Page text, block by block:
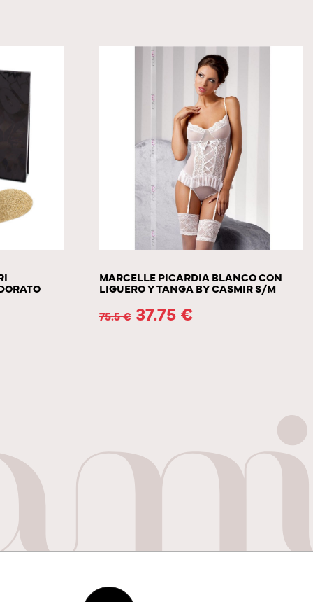
MARCELLE PICARDIA BLANCO CON
LIGUERO Y TANGA BY CASMIR S/M
75.5€ 37.75 €